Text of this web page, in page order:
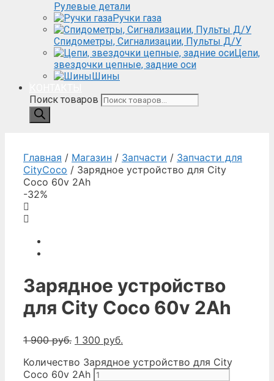
Рулевые детали
Ручки газа
Спидометры, Сигнализации, Пульты Д/У
Цепи,
звездочки цепные, задние оси
Шины
Поиск товаров
Главная / Магазин / Запчасти / Запчасти для
CityCoco / Зарядное устройство для City
Coco 60v 2Ah
-32%
Зарядное устройство
для City Coco 60v 2Ah
1 900руб. 1 300 руб.
Количество Зарядное устройство для City
Coco 60v 2Ah